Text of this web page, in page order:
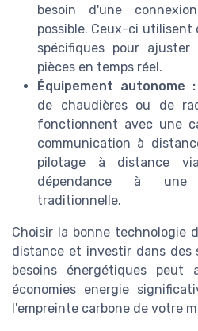
besoin d'une
possible. Ceux-ci utilisent
spécifiques pour
pièces en temps réel.
Équipement autonome :
de chaudières ou de
fonctionnent avec une
communication à
pilotage à distance
dépendance à une
traditionnelle.
Choisir la bonne technologie
distance et investir dans des
besoins énergétiques peut
économies energie
l'empreinte carbone de votre